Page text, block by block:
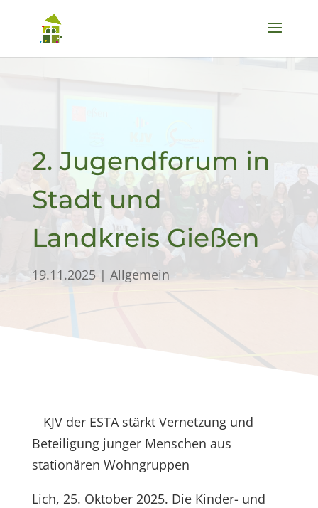
2. Jugendforum in
Stadt und
Landkreis Gießen
19.11.2025| Allgemein
KJV der ESTA stärkt Vernetzung und
Beteiligung junger Menschen aus
stationären Wohngruppen
Lich, 25. Oktober 2025. Die Kinder- und